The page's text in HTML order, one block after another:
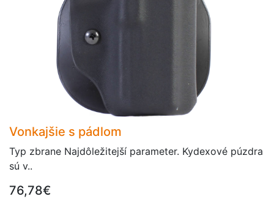
Vonkajšie s pádlom
Typ zbrane Najdôležitejší parameter. Kydexové púzdra
sú v..
76,78€